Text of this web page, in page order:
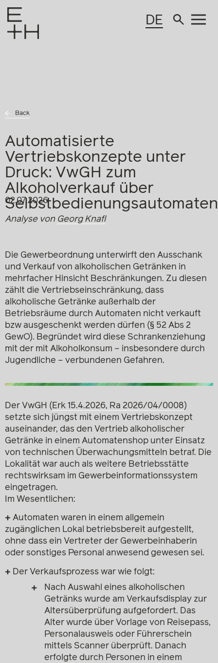
DE
Back
Automatisierte
Vertriebskonzepte unter
Druck: VwGH zum
Alkoholverkauf über
Selbstbedienungsautomaten
02.07.2026
Analyse von Georg Knafl
Die Gewerbeordnung unterwirft den Ausschank
und Verkauf von alkoholischen Getränken in
mehrfacher Hinsicht Beschränkungen. Zu diesen
zählt die Vertriebseinschränkung, dass
alkoholische Getränke außerhalb der
Betriebsräume durch Automaten nicht verkauft
bzw ausgeschenkt werden dürfen (§ 52 Abs 2
GewO). Begründet wird diese Schrankenziehung
mit der mit Alkoholkonsum – insbesondere durch
Jugendliche – verbundenen Gefahren.
Der VwGH ( Erk 15.4.2026, Ra 2026/04/0008)
setzte sich jüngst mit einem Vertriebskonzept
auseinander, das den Vertrieb alkoholischer
Getränke in einem Automatenshop unter Einsatz
von technischen Überwachungsmitteln betraf. Die
Lokalität war auch als weitere Betriebsstätte
rechtswirksam im Gewerbeinformationssystem
eingetragen.
Im Wesentlichen:
+ Automaten waren in einem allgemein
zugänglichen Lokal betriebsbereit aufgestellt,
ohne dass ein Vertreter der Gewerbeinhaberin
oder sonstiges Personal anwesend gewesen sei.
+ Der Verkaufsprozess war wie folgt:
Nach Auswahl eines alkoholischen
Getränks wurde am Verkaufsdisplay zur
Altersüberprüfung aufgefordert. Das
Alter wurde über Vorlage von Reisepass,
Personalausweis oder Führerschein
mittels Scanner überprüft. Danach
erfolgte durch Personen in einem